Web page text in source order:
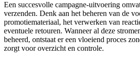
Een succesvolle campagne-uitvoering
verzenden. Denk aan het beheren van de
promotiemateriaal, het verwerken van
eventuele retouren. Wanneer al deze
beheerd, ontstaat er een vloeiend proces
zorgt voor overzicht en controle.